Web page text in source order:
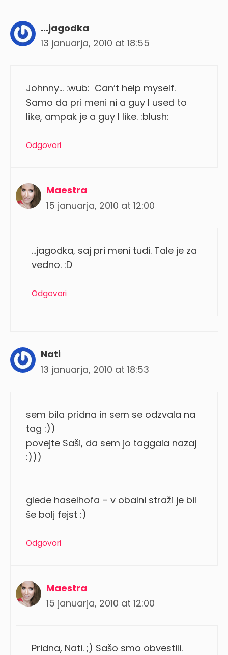
...jagodka
13 januarja, 2010 at 18:55
Johnny… :wub: Can’t help myself.
Samo da pri meni ni a guy I used to
like, ampak je a guy I like. :blush:
Odgovori
Maestra
15 januarja, 2010 at 12:00
…jagodka, saj pri meni tudi. Tale je za
vedno. :D
Odgovori
Nati
13 januarja, 2010 at 18:53
sem bila pridna in sem se odzvala na
tag :))
povejte Saši, da sem jo taggala nazaj
:)))
glede haselhofa – v obalni straži je bil
še bolj fejst :)
Odgovori
Maestra
15 januarja, 2010 at 12:00
Pridna, Nati. ;) Sašo smo obvestili.